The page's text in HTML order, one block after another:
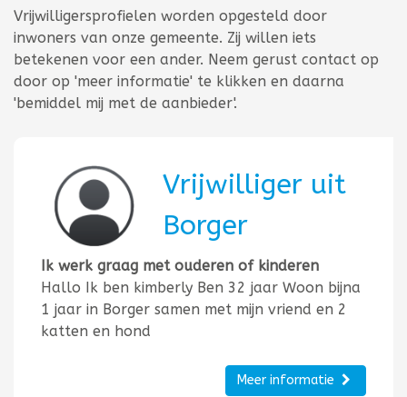
Totaal aantal 10
Vrijwilligersprofielen worden opgesteld door
inwoners van onze gemeente. Zij willen iets
betekenen voor een ander. Neem gerust contact op
door op 'meer informatie' te klikken en daarna
'bemiddel mij met de aanbieder'.
Vrijwilliger uit
Borger
Ik werk graag met ouderen of kinderen
Hallo Ik ben kimberly Ben 32 jaar Woon bijna
1 jaar in Borger samen met mijn vriend en 2
katten en hond
Meer informatie